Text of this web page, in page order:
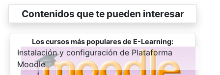
Contenidos que te pueden interesar
Los cursos más populares de E-Learning:
-
Instalación y configuración de Plataforma
Moodle